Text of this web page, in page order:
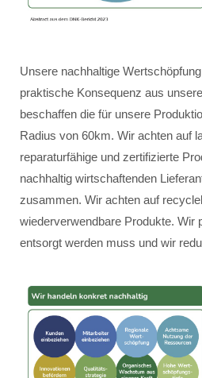
Unsere nachhaltige
praktische Konsequenz aus
beschaffen die für unsere
Radius von 60km. Wir achten auf
reparaturfähige und zertifizierte
nachhaltig wirtschaftenden
zusammen. Wir achten auf
wiederverwendbare Produkte. Wir
entsorgt werden muss und wir